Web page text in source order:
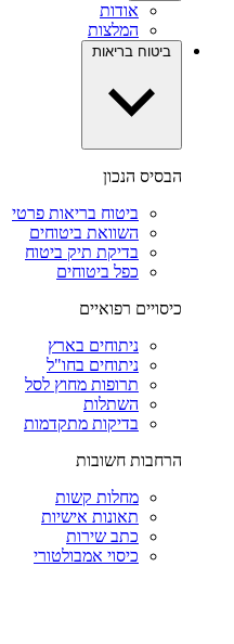
אודות
המלצות
ביטוח בריאות
הבסיס הנכון
ביטוח בריאות פרטי
השוואת ביטוחים
בדיקת תיק ביטוח
כפל ביטוחים
כיסויים רפואיים
ניתוחים בארץ
ניתוחים בחו"ל
תרופות מחוץ לסל
השתלות
בדיקות מתקדמות
הרחבות חשובות
מחלות קשות
תאונות אישיות
כתב שירות
כיסוי אמבולטורי